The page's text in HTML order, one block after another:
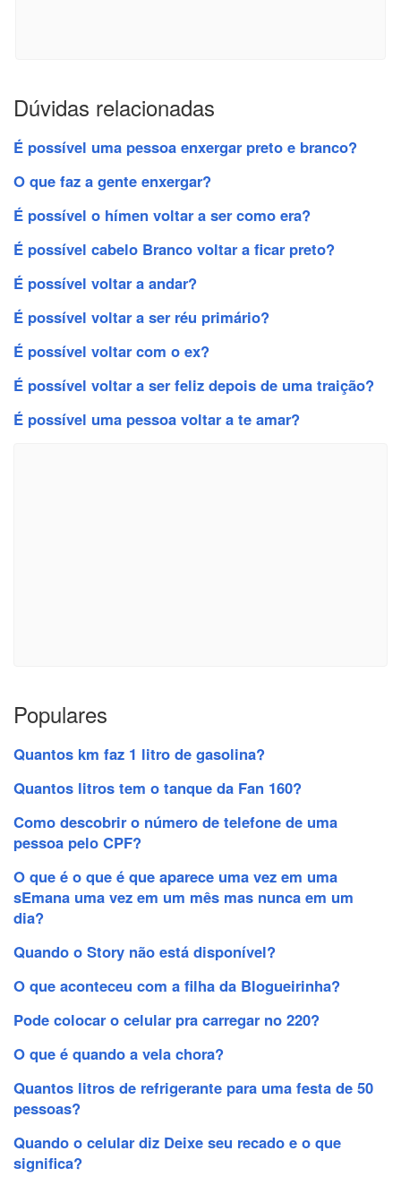
Dúvidas relacionadas
É possível uma pessoa enxergar preto e branco?
O que faz a gente enxergar?
É possível o hímen voltar a ser como era?
É possível cabelo Branco voltar a ficar preto?
É possível voltar a andar?
É possível voltar a ser réu primário?
É possível voltar com o ex?
É possível voltar a ser feliz depois de uma traição?
É possível uma pessoa voltar a te amar?
Populares
Quantos km faz 1 litro de gasolina?
Quantos litros tem o tanque da Fan 160?
Como descobrir o número de telefone de uma
pessoa pelo CPF?
O que é o que é que aparece uma vez em uma
sEmana uma vez em um mês mas nunca em um
dia?
Quando o Story não está disponível?
O que aconteceu com a filha da Blogueirinha?
Pode colocar o celular pra carregar no 220?
O que é quando a vela chora?
Quantos litros de refrigerante para uma festa de 50
pessoas?
Quando o celular diz Deixe seu recado e o que
significa?